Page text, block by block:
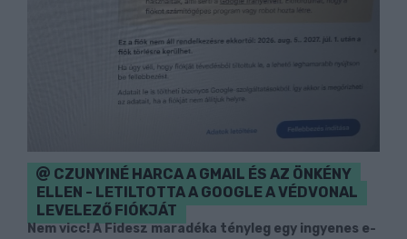
CZUNYINÉ HARCA A GMAIL ÉS AZ ÖNKÉNY
ELLEN - LETILTOTTA A GOOGLE A VÉDVONAL
LEVELEZŐ FIÓKJÁT
Nem vicc! A Fidesz maradéka tényleg egy ingyenes e-